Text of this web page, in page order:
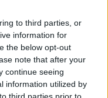
to third parties, or
information for
the below opt-out
note that after your
continue seeing
information utilized by